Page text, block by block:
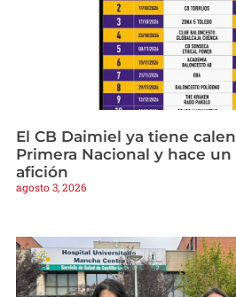
El CB Daimiel ya tiene
Primera Nacional y hace
afición
agosto 3, 2026